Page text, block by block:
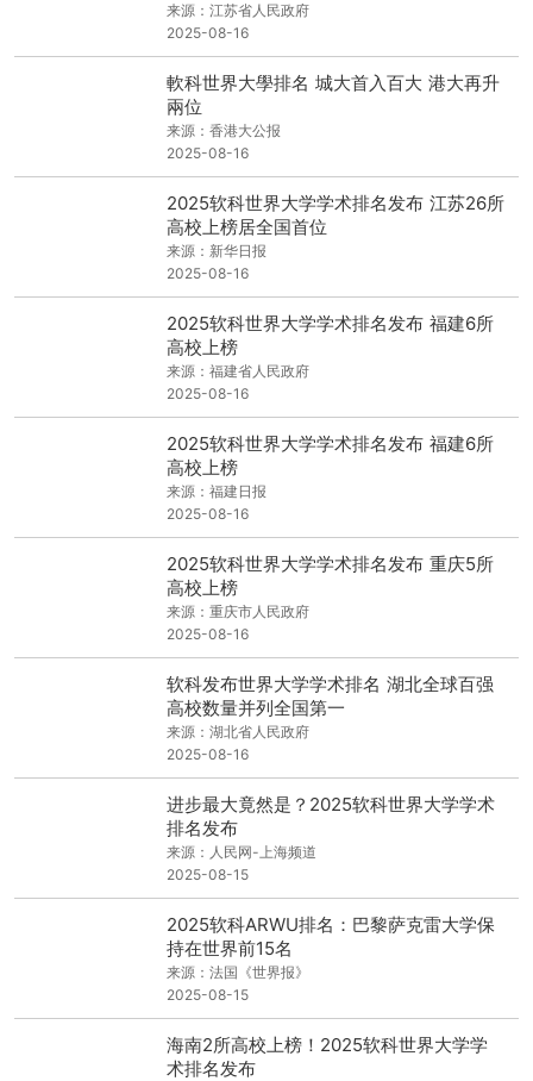
来源：江苏省人民政府
2025-08-16
軟科世界大學排名 城大首入百大 港大再升
兩位
来源：香港大公报
2025-08-16
2025软科世界大学学术排名发布 江苏26所
高校上榜居全国首位
来源：新华日报
2025-08-16
2025软科世界大学学术排名发布 福建6所
高校上榜
来源：福建省人民政府
2025-08-16
2025软科世界大学学术排名发布 福建6所
高校上榜
来源：福建日报
2025-08-16
2025软科世界大学学术排名发布 重庆5所
高校上榜
来源：重庆市人民政府
2025-08-16
软科发布世界大学学术排名 湖北全球百强
高校数量并列全国第一
来源：湖北省人民政府
2025-08-16
进步最大竟然是？2025软科世界大学学术
排名发布
来源：人民网-上海频道
2025-08-15
2025软科ARWU排名：巴黎萨克雷大学保
持在世界前15名
来源：法国《世界报》
2025-08-15
海南2所高校上榜！2025软科世界大学学
术排名发布